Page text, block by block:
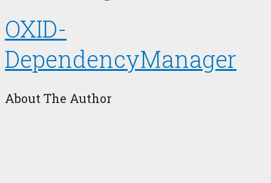
OXID-
DependencyManager
About The Author